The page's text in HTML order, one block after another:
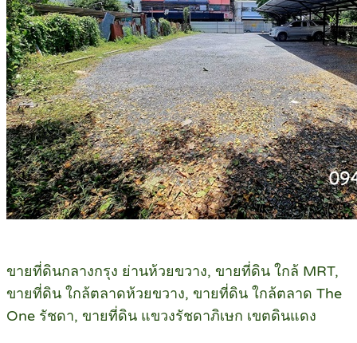
ขายที่ดินกลางกรุง ย่านห้วยขวาง, ขายที่ดิน ใกล้ MRT,
ขายที่ดิน ใกล้ตลาดห้วยขวาง, ขายที่ดิน ใกล้ตลาด The
One รัชดา, ขายที่ดิน แขวงรัชดาภิเษก เขตดินแดง